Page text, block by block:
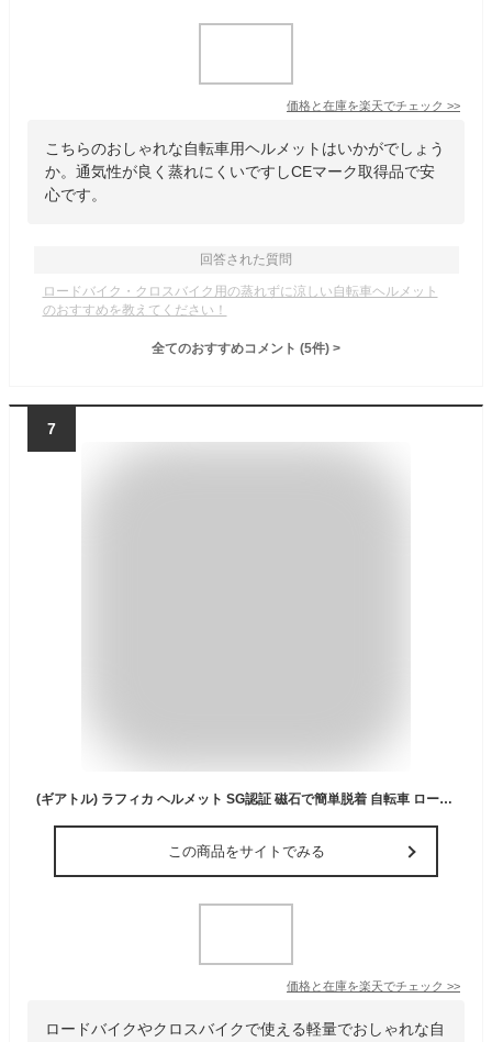
価格と在庫を楽天でチェック >>
こちらのおしゃれな自転車用ヘルメットはいかがでしょう
か。通気性が良く蒸れにくいですしCEマーク取得品で安
心です。
回答された質問
ロードバイク・クロスバイク用の蒸れずに涼しい自転車ヘルメット
のおすすめを教えてください！
全てのおすすめコメント (5件) >
7
(ギアトル) ラフィカ ヘルメット SG認証 磁石で簡単脱着 自転車 ロードバイク クロスバイク 通勤通学 サイクリング アジアンフィット サイズ M L
この商品をサイトでみる
価格と在庫を楽天でチェック >>
ロードバイクやクロスバイクで使える軽量でおしゃれな自